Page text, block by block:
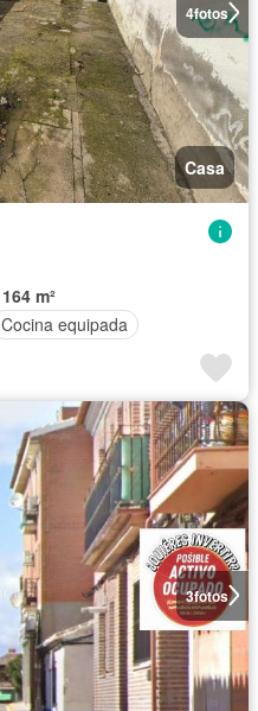
4fotos
Casa
164 m²
Cocina equipada
3fotos